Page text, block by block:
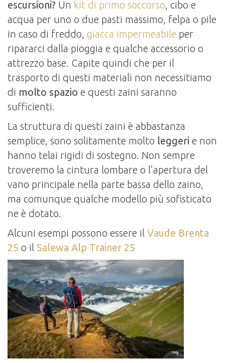
escursioni? Un kit di primo soccorso, cibo e
acqua per uno o due pasti massimo, felpa o pile
in caso di freddo, giacca impermeabile per
ripararci dalla pioggia e qualche accessorio o
attrezzo base. Capite quindi che per il
trasporto di questi materiali non necessitiamo
di molto spazio e questi zaini saranno
sufficienti.
La struttura di questi zaini è abbastanza
semplice, sono solitamente molto leggeri e non
hanno telai rigidi di sostegno. Non sempre
troveremo la cintura lombare o l’apertura del
vano principale nella parte bassa dello zaino,
ma comunque qualche modello più sofisticato
ne è dotato.
Alcuni esempi possono essere il Vaude Brenta
25 o il Salewa Alp Trainer 25